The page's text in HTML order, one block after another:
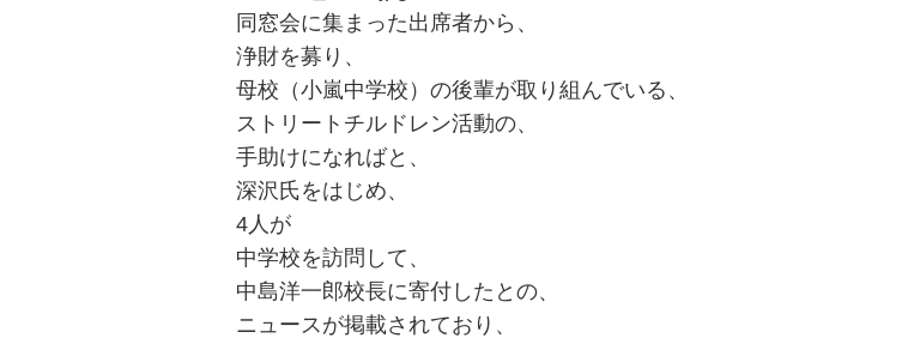
同窓会に集まった出席者から、
浄財を募り、
母校（小嵐中学校）の後輩が取り組んでいる、
ストリートチルドレン活動の、
手助けになればと、
深沢氏をはじめ、
4人が
中学校を訪問して、
中島洋一郎校長に寄付したとの、
ニュースが掲載されており、